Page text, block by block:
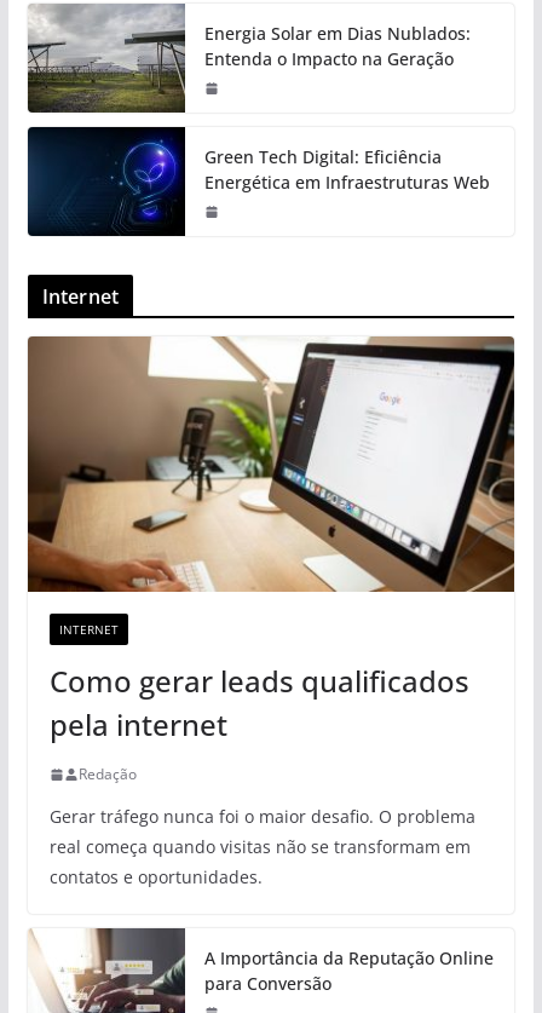
Energia Solar em Dias Nublados:
Entenda o Impacto na Geração
Green Tech Digital: Eficiência
Energética em Infraestruturas Web
Internet
INTERNET
Como gerar leads qualificados
pela internet
Redação
Gerar tráfego nunca foi o maior desafio. O problema
real começa quando visitas não se transformam em
contatos e oportunidades.
A Importância da Reputação Online
para Conversão